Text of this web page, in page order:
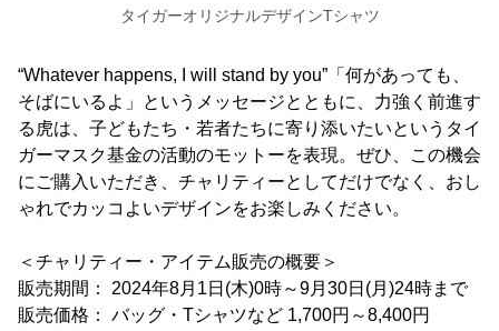
タイガーオリジナルデザインTシャツ
“Whatever happens, I will stand by you”「何があっても、
そばにいるよ」というメッセージとともに、力強く前進す
る虎は、子どもたち・若者たちに寄り添いたいというタイ
ガーマスク基金の活動のモットーを表現。ぜひ、この機会
にご購入いただき、チャリティーとしてだけでなく、おし
ゃれでカッコよいデザインをお楽しみください。
＜チャリティー・アイテム販売の概要＞
販売期間： 2024年8月1日(木)0時～9月30日(月)24時まで
販売価格： バッグ・Tシャツなど 1,700円～8,400円